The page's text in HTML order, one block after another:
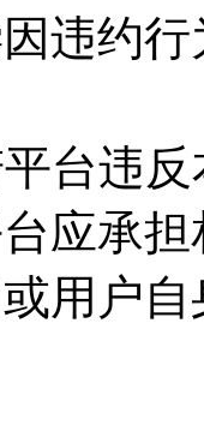
违约
台违
应承
用户